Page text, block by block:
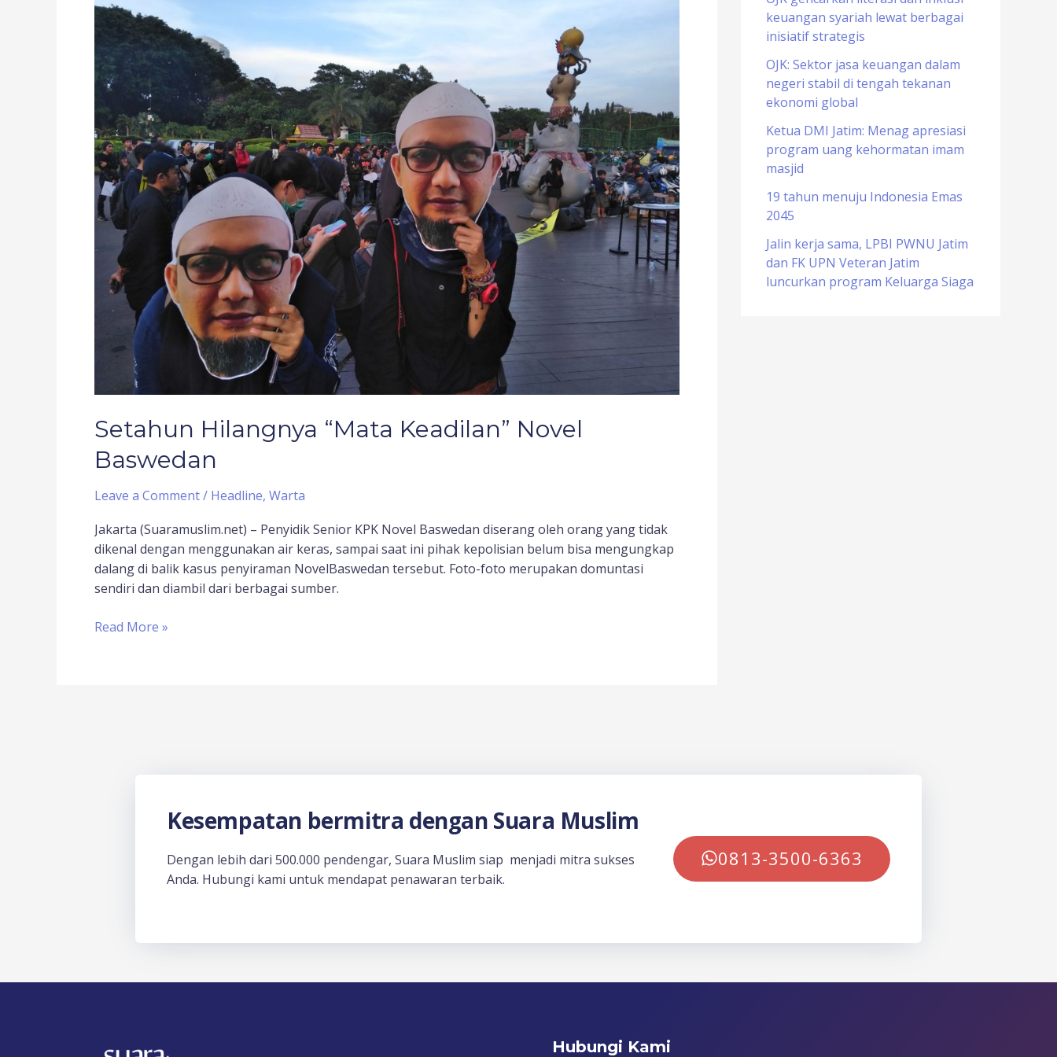
Setahun Hilangnya “Mata Keadilan” Novel
Baswedan
Leave a Comment/ Headline, Warta
Jakarta (Suaramuslim.net) – Penyidik Senior KPK Novel Baswedan diserang oleh orang yang tidak
dikenal dengan menggunakan air keras, sampai saat ini pihak kepolisian belum bisa mengungkap
dalang di balik kasus penyiraman NovelBaswedan tersebut. Foto-foto merupakan domuntasi
sendiri dan diambil dari berbagai sumber.
“Mata
Keadilan”
Novel
Baswedan
Read More »
o
r
:
keuangan syariah lewat berbagai
inisiatif strategis
OJK: Sektor jasa keuangan dalam
negeri stabil di tengah tekanan
ekonomi global
Ketua DMI Jatim: Menag apresiasi
program uang kehormatan imam
masjid
19 tahun menuju Indonesia Emas
2045
Jalin kerja sama, LPBI PWNU Jatim
dan FK UPN Veteran Jatim
luncurkan program Keluarga Siaga
Kesempatan bermitra dengan Suara Muslim
Dengan lebih dari 500.000 pendengar, Suara Muslim siap menjadi mitra sukses
Anda. Hubungi kami untuk mendapat penawaran terbaik.
0813-3500-6363
Hubungi Kami